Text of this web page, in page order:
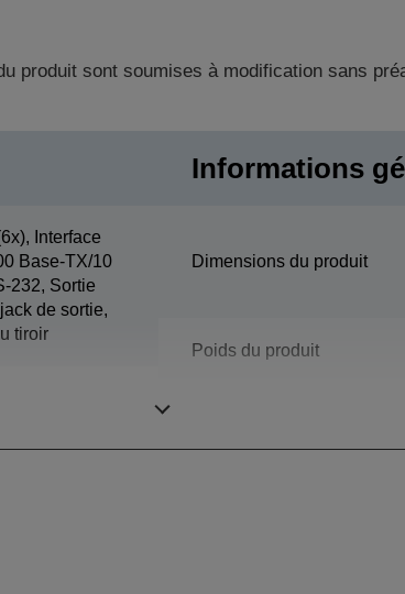
produit sont soumises à modification sans
Interface
Base-TX/10
232, Sortie
de sortie,
tiroir
Informations
Dimensions du produit
Poids du produit